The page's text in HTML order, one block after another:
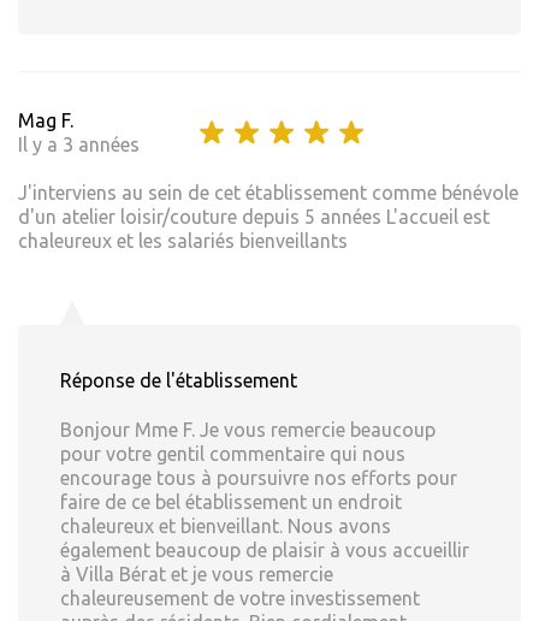
Mag F.
Il y a 3 années
J'interviens au sein de cet établissement comme bénévole
d'un atelier loisir/couture depuis 5 années L'accueil est
chaleureux et les salariés bienveillants
Réponse de l'établissement
Bonjour Mme F. Je vous remercie beaucoup
pour votre gentil commentaire qui nous
encourage tous à poursuivre nos efforts pour
faire de ce bel établissement un endroit
chaleureux et bienveillant. Nous avons
également beaucoup de plaisir à vous accueillir
à Villa Bérat et je vous remercie
chaleureusement de votre investissement